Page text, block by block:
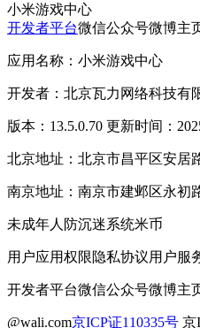
小米游戏中心
开发者平台微信公众号微博主
应用名称：小米游戏中心
开发者：北京瓦力网络科技有
版本：13.5.0.70 更新时间：
北京地址：北京市昌平区安居
南京地址：南京市建邺区永初
未成年人防沉迷系统米币
用户应用权限隐私协议用户服
开发者平台微信公众号微博主
@wali.com京ICP证110335号 京